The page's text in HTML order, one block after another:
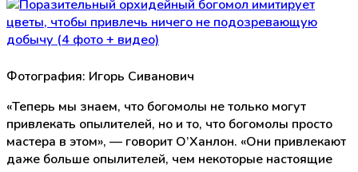
Фотография: Игорь Сиванович
«Теперь мы знаем, что богомолы не только могут
привлекать опылителей, но и то, что богомолы просто
мастера в этом», — говорит О’Ханлон. «Они привлекают
даже больше опылителей, чем некоторые настоящие